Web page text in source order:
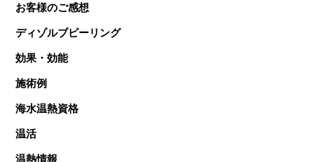
お客様のご感想
ディゾルブピーリング
効果・効能
施術例
海水温熱資格
温活
温熱情報